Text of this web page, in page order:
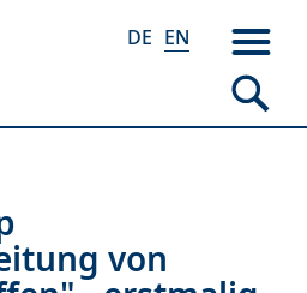
DE EN
von